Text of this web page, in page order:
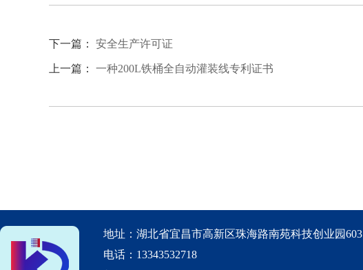
下一篇： 安全生产许可证
上一篇： 一种200L铁桶全自动灌装线专利证书
地址：湖北省宜昌市高新区珠海路南苑科技创业园603
电话：13343532718